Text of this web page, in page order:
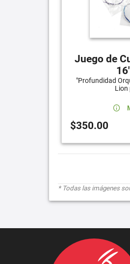
Juego de
"Profundidad
Lion
$350.00
* Todas las imágenes